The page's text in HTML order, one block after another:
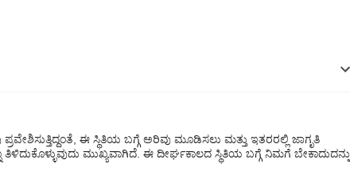
ಈ ಸ್ಥಿತಿಯ ಬಗ್ಗೆ ಅರಿವು ಮೂಡಿಸಲು ಮತ್ತು ಇತರರಲ್ಲಿ ಜಾಗೃತಿ
ಮುಖ್ಯವಾಗಿದೆ. ಈ ದೀರ್ಘಕಾಲದ ಸ್ಥಿತಿಯ ಬಗ್ಗೆ ನಿಮಗೆ ಬೇಕಾದುದನ್ನು